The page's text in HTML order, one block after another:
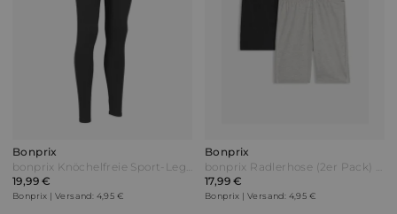
Bonprix
bonprix Knöchelfreie Sport-Leggings mit Rock Schwarz
19,99 €
Bonprix | Versand: 4,95 €
Bonprix
bonprix Radlerhose (2er Pack) Grau
17,99 €
Bonprix | Versand: 4,95 €